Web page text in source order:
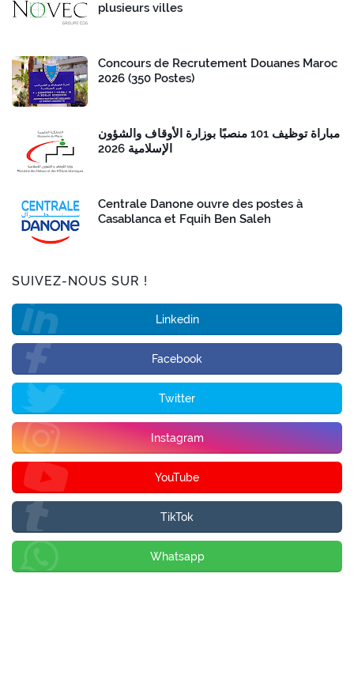
plusieurs villes
Concours de Recrutement Douanes Maroc
2026 (350 Postes)
مباراة توظيف 101 منصبًا بوزارة الأوقاف والشؤون
الإسلامية 2026
Centrale Danone ouvre des postes à
Casablanca et Fquih Ben Saleh
SUIVEZ-NOUS SUR !
Linkedin
Facebook
Twitter
Instagram
YouTube
TikTok
Whatsapp